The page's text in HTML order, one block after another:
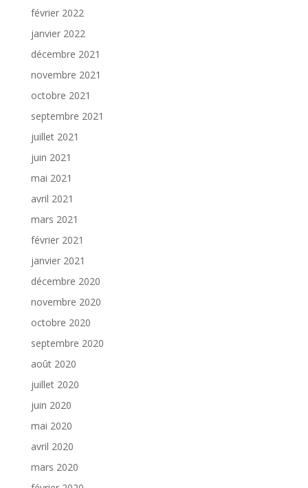
février 2022
janvier 2022
décembre 2021
novembre 2021
octobre 2021
septembre 2021
juillet 2021
juin 2021
mai 2021
avril 2021
mars 2021
février 2021
janvier 2021
décembre 2020
novembre 2020
octobre 2020
septembre 2020
août 2020
juillet 2020
juin 2020
mai 2020
avril 2020
mars 2020